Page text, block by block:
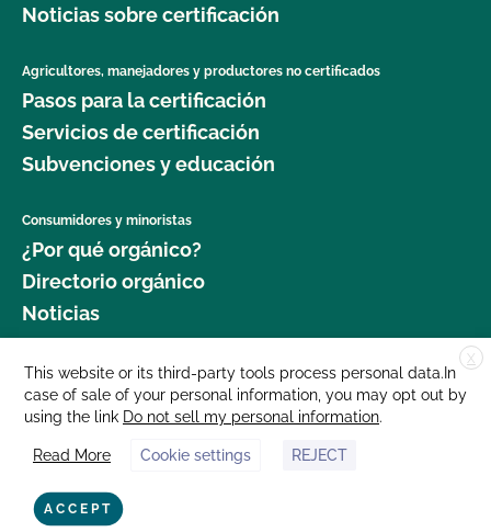
Noticias sobre certificación
Agricultores, manejadores y productores no certificados
Pasos para la certificación
Servicios de certificación
Subvenciones y educación
Consumidores y minoristas
¿Por qué orgánico?
Directorio orgánico
Noticias
Donar
Carreras profesionales
Sala de prensa
Contáctenos
877 Cedar Street, Suite 248, Santa Cruz, CA 95060 © 2025 CCOF.org
X
This website or its third-party tools process personal data.In
case of sale of your personal information, you may opt out by
using the link Do not sell my personal information.
Read More Cookie settings REJECT
ACCEPT